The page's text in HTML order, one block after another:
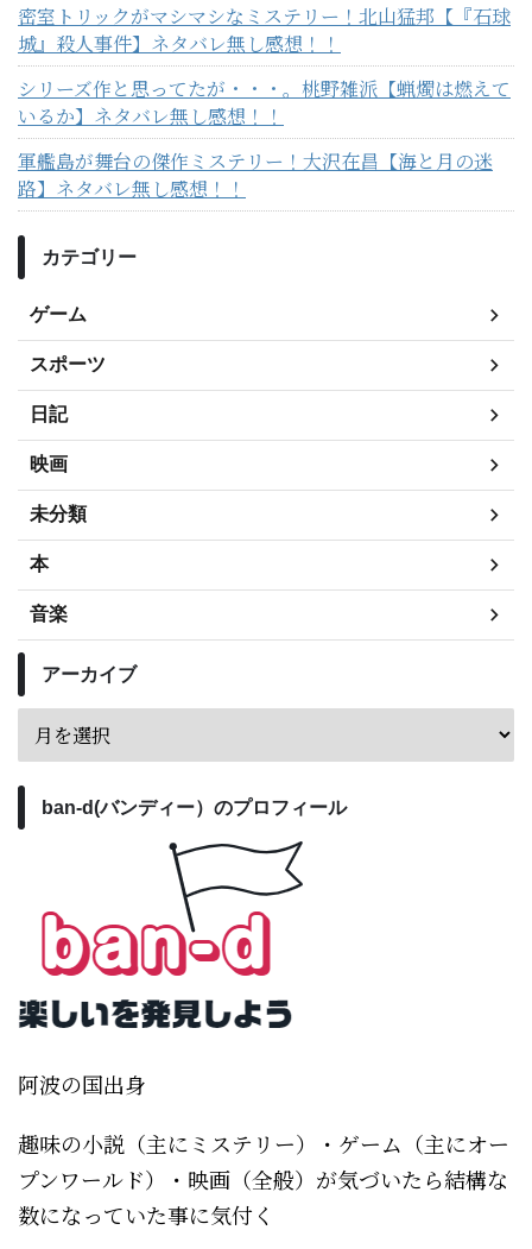
密室トリックがマシマシなミステリー！北山猛邦【『石球
城』殺人事件】ネタバレ無し感想！！
シリーズ作と思ってたが・・・。桃野雑派【蝋燭は燃えて
いるか】ネタバレ無し感想！！
軍艦島が舞台の傑作ミステリー！大沢在昌【海と月の迷
路】ネタバレ無し感想！！
カテゴリー
ゲーム
スポーツ
日記
映画
未分類
本
音楽
アーカイブ
ban-d(バンディー）のプロフィール
阿波の国出身
趣味の小説（主にミステリー）・ゲーム（主にオー
プンワールド）・映画（全般）が気づいたら結構な
数になっていた事に気付く